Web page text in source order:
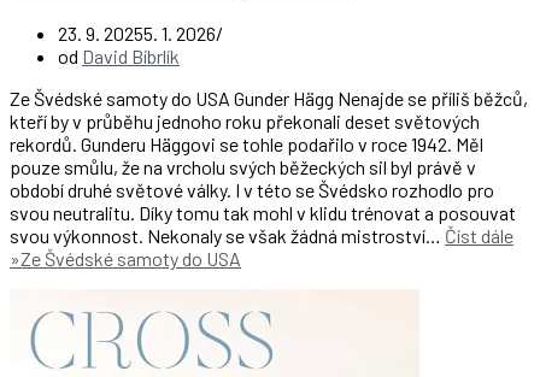
23. 9. 20255. 1. 2026
od David Bíbrlík
Ze Švédské samoty do USA Gunder Hägg Nenajde se příliš běžců,
kteří by v průběhu jednoho roku překonali deset světových
rekordů. Gunderu Häggovi se tohle podařilo v roce 1942. Měl
pouze smůlu, že na vrcholu svých běžeckých sil byl právě v
období druhé světové války. I v této se Švédsko rozhodlo pro
svou neutralitu. Díky tomu tak mohl v klidu trénovat a posouvat
svou výkonnost. Nekonaly se však žádná mistroství… Číst dále
»Ze Švédské samoty do USA